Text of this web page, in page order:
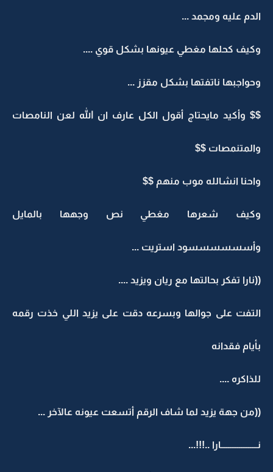
الدم عليه ومجمد ...
وكيف كحلها مغطي عيونها بشكل قوي ....
وحواجبها ناتفتها بشكل مقزز ...
$$ وأكيد مايحتاج أقول الكل عارف ان الله لعن النامصات
والمتنمصات $$
واحنا انشالله موب منهم $$
وكيف شعرها مغطي نص وجهها بالمايل
وأسسسسسسود استريت ...
((نارا تفكر بحالتها مع ريان ويزيد ....
التفت على جوالها وبسرعه دقت على يزيد اللي خذت رقمه
بأيام فقدانه
للذاكره ....
((من جهة يزيد لما شاف الرقم أتسعت عيونه عالآخر ...
نــــــــــــــــــــارا ..!!!...